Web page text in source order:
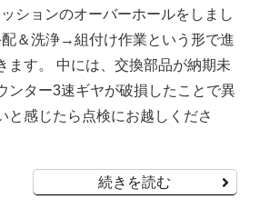
ションのオーバーホールをしまし
＆洗浄→組付け作業という形で進
ます。 中には、交換部品が納期未
ンター3速ギヤが破損したことで異
と感じたら点検にお越しくださ
続きを読む